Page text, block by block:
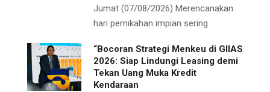
Jumat (07/08/2026) Merencanakan
hari pernikahan impian sering
“Bocoran Strategi Menkeu di GIIAS
2026: Siap Lindungi Leasing demi
Tekan Uang Muka Kredit
Kendaraan